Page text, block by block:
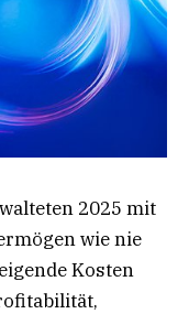
2025 mit
wie nie
Kosten